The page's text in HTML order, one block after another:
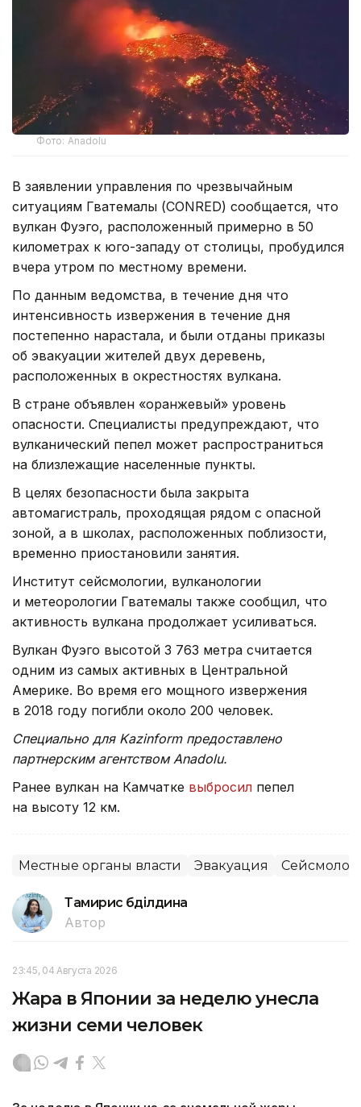
Фото: Anadolu
В заявлении управления по чрезвычайным
ситуациям Гватемалы (CONRED) сообщается, что
вулкан Фуэго, расположенный примерно в 50
километрах к юго-западу от столицы, пробудился
вчера утром по местному времени.
По данным ведомства, в течение дня что
интенсивность извержения в течение дня
постепенно нарастала, и были отданы приказы
об эвакуации жителей двух деревень,
расположенных в окрестностях вулкана.
В стране объявлен «оранжевый» уровень
опасности. Специалисты предупреждают, что
вулканический пепел может распространиться
на близлежащие населенные пункты.
В целях безопасности была закрыта
автомагистраль, проходящая рядом с опасной
зоной, а в школах, расположенных поблизости,
временно приостановили занятия.
Институт сейсмологии, вулканологии
и метеорологии Гватемалы также сообщил, что
активность вулкана продолжает усиливаться.
Вулкан Фуэго высотой 3 763 метра считается
одним из самых активных в Центральной
Америке. Во время его мощного извержения
в 2018 году погибли около 200 человек.
Специально для Kazinform предоставлено
партнерским агентством Anadolu.
Ранее вулкан на Камчатке выбросил пепел
на высоту 12 км.
Местные органы власти Эвакуация
Тамирис Әбділдина
Автор
23:45, 04 Августа 2026
Жара в Японии за неделю унесла
жизни семи человек